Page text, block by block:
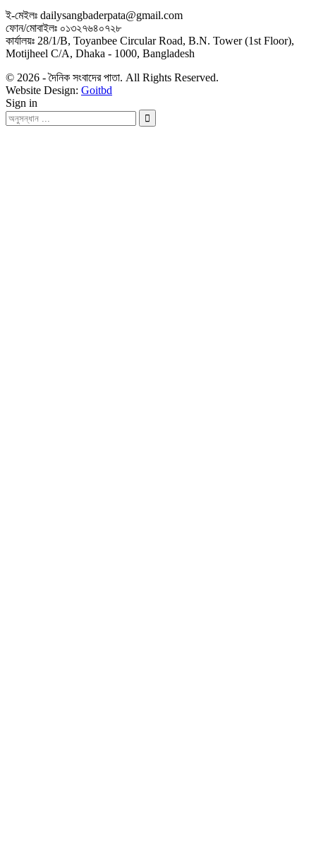
ই-মেইলঃ dailysangbaderpata@gmail.com
ফোন/মোবাইলঃ ০১৩২৭৬৪০৭২৮
কার্যালয়ঃ 28/1/B, Toyanbee Circular Road, B.N. Tower (1st Floor),
Motijheel C/A, Dhaka - 1000, Bangladesh
© 2026 - দৈনিক সংবাদের পাতা. All Rights Reserved.
Website Design: Goitbd
Sign in